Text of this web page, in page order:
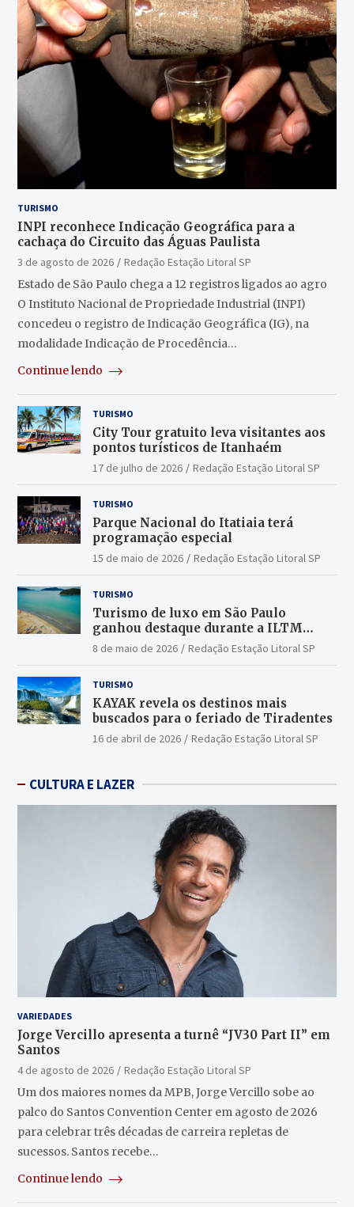
TURISMO
INPI reconhece Indicação Geográfica para a
cachaça do Circuito das Águas Paulista
3 de agosto de 2026
Redação Estação Litoral SP
Estado de São Paulo chega a 12 registros ligados ao agro
O Instituto Nacional de Propriedade Industrial (INPI)
concedeu o registro de Indicação Geográfica (IG), na
modalidade Indicação de Procedência…
Continue lendo
TURISMO
City Tour gratuito leva visitantes aos
pontos turísticos de Itanhaém
17 de julho de 2026 Redação Estação Litoral SP
TURISMO
Parque Nacional do Itatiaia terá
programação especial
15 de maio de 2026 Redação Estação Litoral SP
TURISMO
Turismo de luxo em São Paulo
ganhou destaque durante a ILTM
Latin America 2026
8 de maio de 2026 Redação Estação Litoral SP
TURISMO
KAYAK revela os destinos mais
buscados para o feriado de Tiradentes
16 de abril de 2026 Redação Estação Litoral SP
CULTURA E LAZER
VARIEDADES
Jorge Vercillo apresenta a turnê “JV30 Part II” em
Santos
4 de agosto de 2026
Redação Estação Litoral SP
Um dos maiores nomes da MPB, Jorge Vercillo sobe ao
palco do Santos Convention Center em agosto de 2026
para celebrar três décadas de carreira repletas de
sucessos. Santos recebe…
Continue lendo